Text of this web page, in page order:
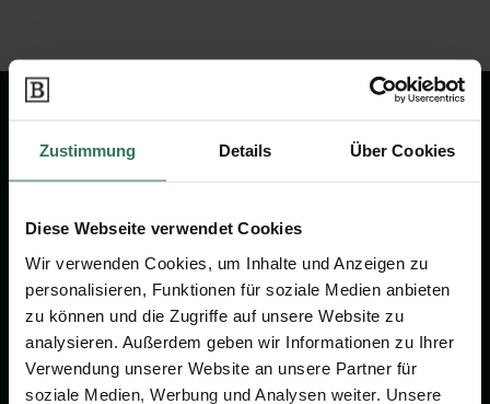
Zustimmung Details Über Cookies
Diese Webseite verwendet Cookies
Wir verwenden Cookies, um Inhalte und Anzeigen zu
personalisieren, Funktionen für soziale Medien anbieten
zu können und die Zugriffe auf unsere Website zu
analysieren. Außerdem geben wir Informationen zu Ihrer
Verwendung unserer Website an unsere Partner für
soziale Medien, Werbung und Analysen weiter. Unsere
Wir sind Ihr Ansprechpartner rund
Vorsorge.
Jetzt beraten lassen
FÜR SIE
FÜR BESTATTER